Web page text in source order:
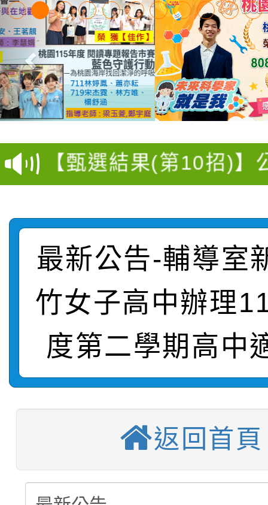
115學年度新生訓練注
115學年度新生補報到
結果
【甄選結果(第10招)】
學年度第1學期第7次代
結果(第10招)
【甄選結果(第2招)】
學年度第1學期第9次代
結果(第2招)
轉知：本市公務人員協
9月16日本府B2大禮堂
1次會員大會暨第7屆
函轉運動部全民運動署
推動社區運動俱樂部營
計畫」1 份，請踴躍報
權責核予出席人員公(
桃園區第七屆教育盃羽
【甄選結果(第9招)】
學年度第1學期第7次代
結果(第9招)
【甄選結果(第1招)】
學年度第1學期第9次代
結果(第1招)
【甄選結果(第3招)】
結果(第3招)
115學年度新生補報到
結果
【甄選結果(第10招)】
最新公告-輔導室
竹女子高中辦理
度第二學期高中
返回首頁